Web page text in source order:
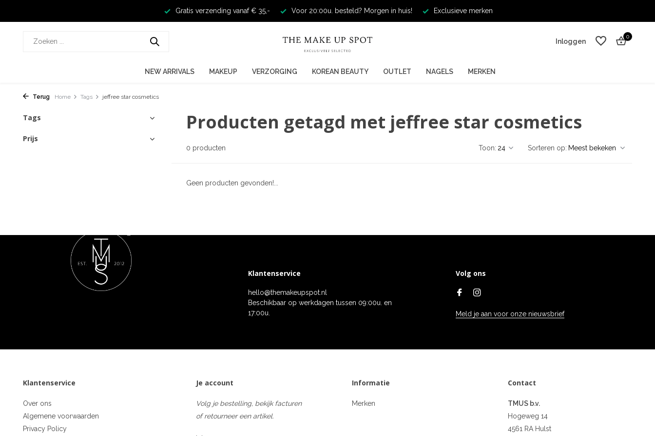
Gratis verzending vanaf € 35,- Voor 20:00u. besteld? Morgen in huis! Exclusieve merken
Inloggen
Account aanmaken
0
NEW ARRIVALS MAKEUP VERZORGING KOREAN BEAUTY OUTLET NAGELS MERKEN
Terug Home Tags jeffree star cosmetics
Tags
Prijs
Producten getagd met jeffree star cosmetics
0 producten Toon: Sorteren op:
Geen producten gevonden!...
Klantenservice
hello@themakeupspot.nl
Beschikbaar op werkdagen tussen 09:00u. en
17:00u.
Volg ons
Meld je aan voor onze nieuwsbrief
Klantenservice
Over ons
Algemene voorwaarden
Privacy Policy
Je account
Volg je bestelling, bekijk facturen
of retourneer een artikel.
Informatie
Merken
Contact
TMUS b.v.
Hogeweg 14
4561 RA Hulst